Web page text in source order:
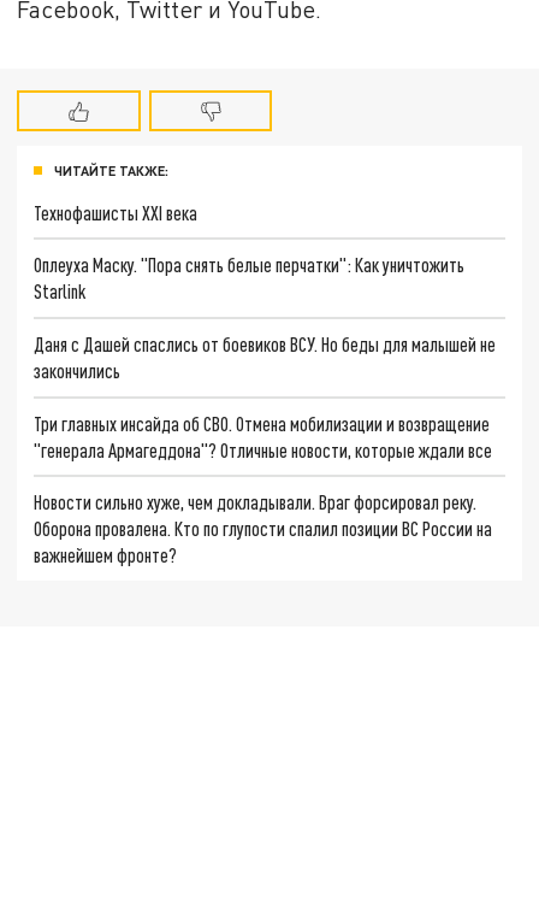
Facebook, Twitter и YouTube.
ЧИТАЙТЕ ТАКЖЕ:
Технофашисты XXI века
Оплеуха Маску. "Пора снять белые перчатки": Как уничтожить
Starlink
Даня с Дашей спаслись от боевиков ВСУ. Но беды для малышей не
закончились
Три главных инсайда об СВО. Отмена мобилизации и возвращение
"генерала Армагеддона"? Отличные новости, которые ждали все
Новости сильно хуже, чем докладывали. Враг форсировал реку.
Оборона провалена. Кто по глупости спалил позиции ВС России на
важнейшем фронте?